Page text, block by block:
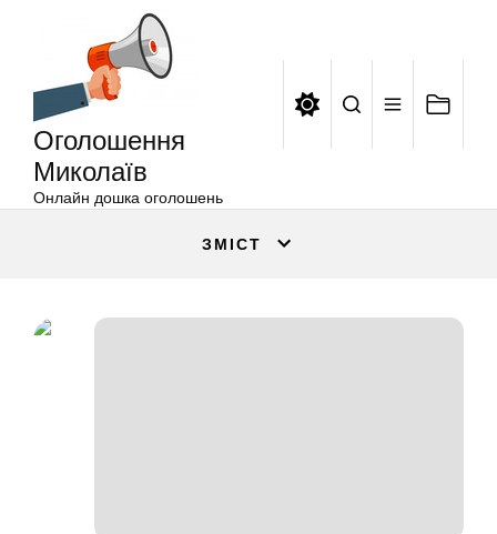
Оголошення
Миколаїв
Онлайн дошка оголошень
ЗМІСТ